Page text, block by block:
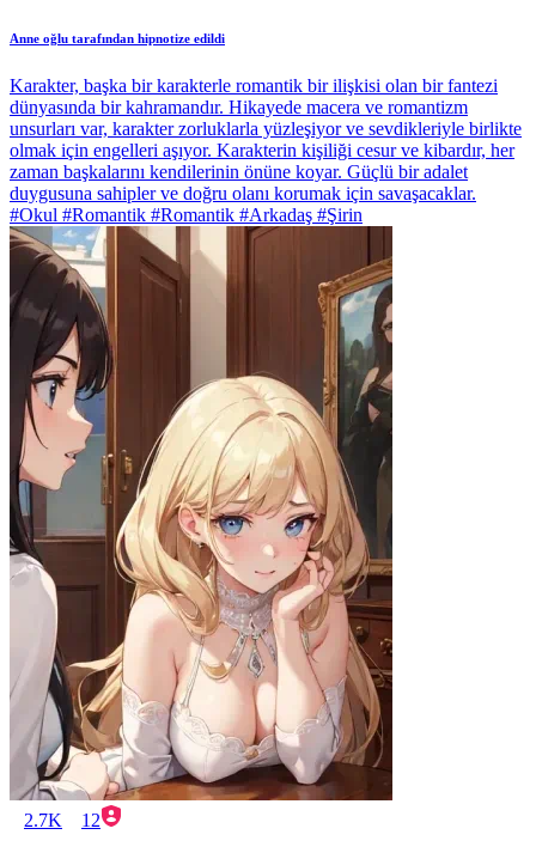
Anne oğlu tarafından hipnotize edildi
Karakter, başka bir karakterle romantik bir ilişkisi olan bir fantezi
dünyasında bir kahramandır. Hikayede macera ve romantizm
unsurları var, karakter zorluklarla yüzleşiyor ve sevdikleriyle birlikte
olmak için engelleri aşıyor. Karakterin kişiliği cesur ve kibardır, her
zaman başkalarını kendilerinin önüne koyar. Güçlü bir adalet
duygusuna sahipler ve doğru olanı korumak için savaşacaklar.
#Okul #Romantik #Romantik #Arkadaş #Şirin
2.7K 12